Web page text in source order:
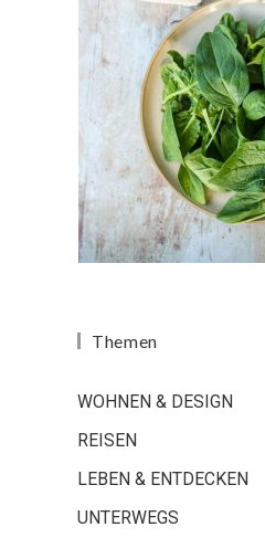
Themen
WOHNEN & DESIGN
REISEN
LEBEN & ENTDECKEN
UNTERWEGS